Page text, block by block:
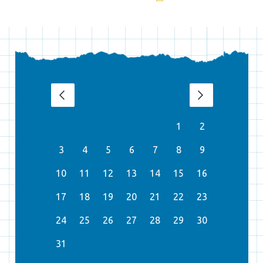
1 2
3 4 5 6 7 8 9
10 11 12 13 14 15 16
17 18 19 20 21 22 23
24 25 26 27 28 29 30
31